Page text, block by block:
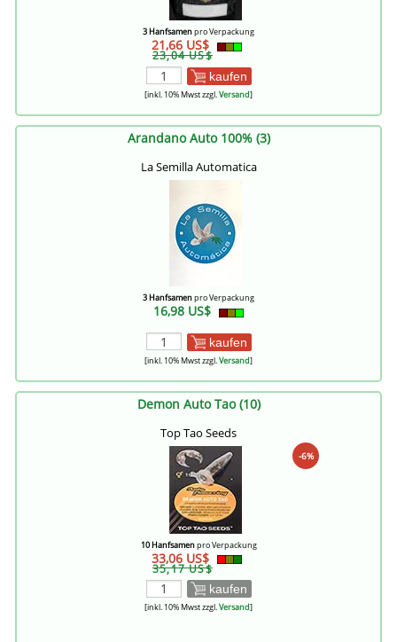
3 Hanfsamenpro Verpackung
21,66 US$
23,04 US$
kaufen
[inkl. 10% Mwst zzgl.Versand]
Arandano Auto 100% (3)
La Semilla Automatica
3 Hanfsamenpro Verpackung
16,98 US$
kaufen
[inkl. 10% Mwst zzgl.Versand]
Demon Auto Tao (10)
Top Tao Seeds
-6%
10 Hanfsamenpro Verpackung
33,06 US$
35,17 US$
kaufen
[inkl. 10% Mwst zzgl.Versand]